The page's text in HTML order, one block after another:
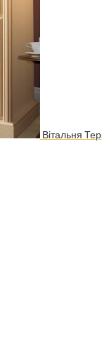
Вітальня